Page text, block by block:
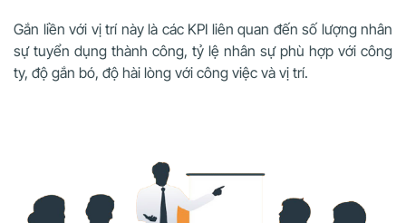
Gắn liền với vị trí này là các KPI liên quan đến số lượng nhân
sự tuyển dụng thành công, tỷ lệ nhân sự phù hợp với công
ty, độ gắn bó, độ hài lòng với công việc và vị trí.